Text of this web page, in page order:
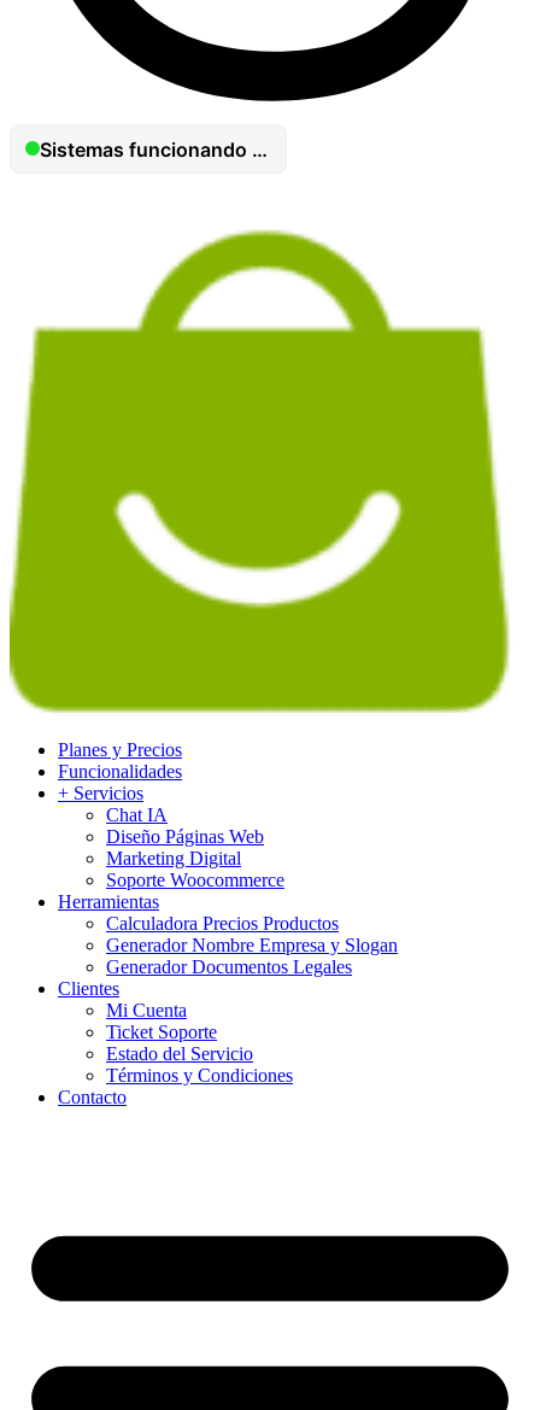
Planes y Precios
Funcionalidades
+ Servicios
Chat IA
Diseño Páginas Web
Marketing Digital
Soporte Woocommerce
Herramientas
Calculadora Precios Productos
Generador Nombre Empresa y Slogan
Generador Documentos Legales
Clientes
Mi Cuenta
Ticket Soporte
Estado del Servicio
Términos y Condiciones
Contacto